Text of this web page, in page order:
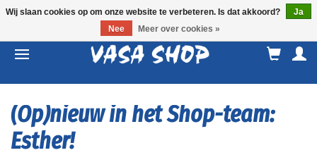
(Op)nieuw in het Shop-team:
Esther!
Wij slaan cookies op om onze website te verbeteren. Is dat akkoord?
Ja
Nee
Meer over cookies »